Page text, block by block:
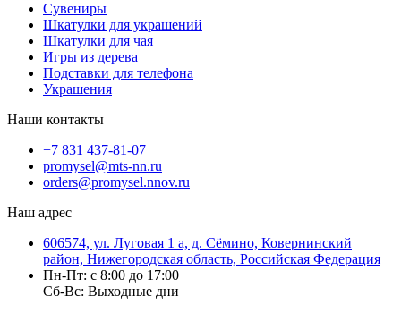
Сувениры
Шкатулки для украшений
Шкатулки для чая
Игры из дерева
Подставки для телефона
Украшения
Наши контакты
+7 831 437-81-07
promysel@mts-nn.ru
orders@promysel.nnov.ru
Наш адрес
606574, ул. Луговая 1 а, д. Сёмино, Ковернинский
район, Нижегородская область, Российская Федерация
Пн-Пт: с 8:00 до 17:00
Сб-Вс: Выходные дни